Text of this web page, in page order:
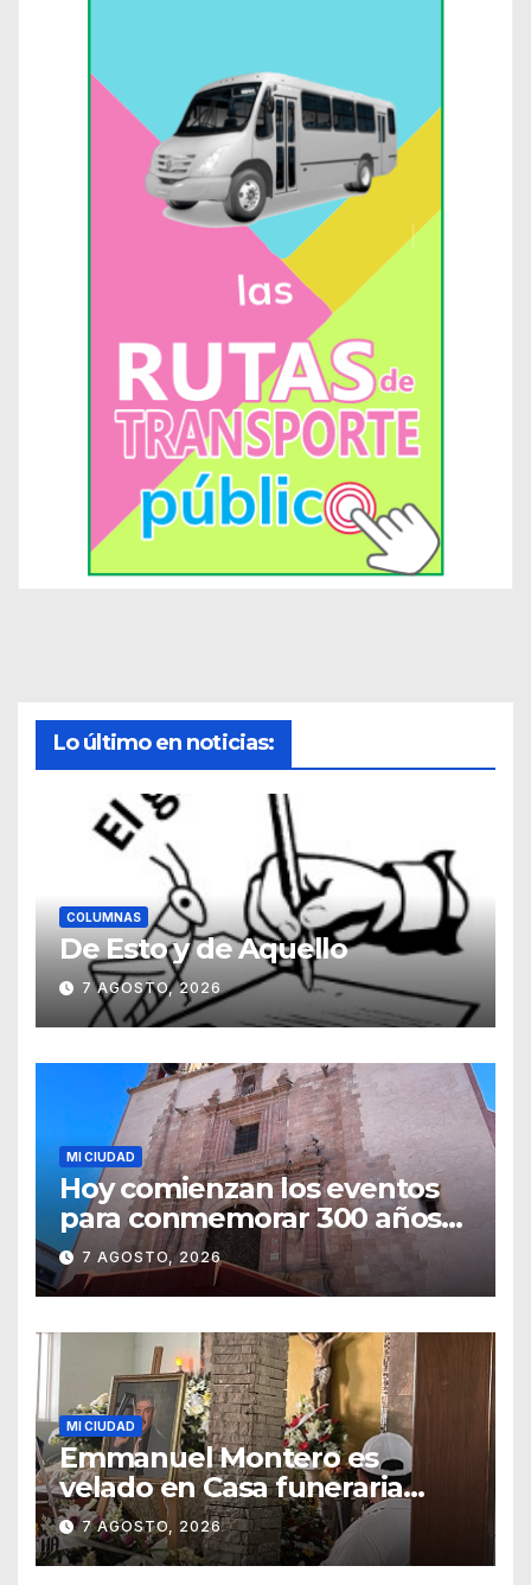
Lo último en noticias:
COLUMNAS
De Esto y de Aquello
7 AGOSTO, 2026
MI CIUDAD
Hoy comienzan los eventos
para conmemorar 300 años
del templo de San Roque
7 AGOSTO, 2026
MI CIUDAD
Emmanuel Montero es
velado en Casa funeraria
Forasté
7 AGOSTO, 2026